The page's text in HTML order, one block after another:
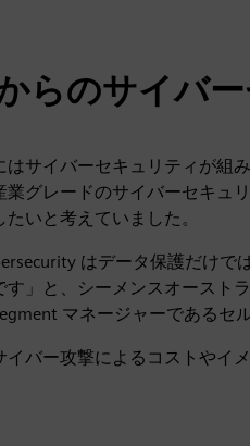
らのサイバ
サイバーセキュリティが組
業グレードのサイバーセキュ
いと考えていました。
はデータ保護だけ
」と、シーメンスオースト
マネージャーであるセ
バー攻撃によるコストやイ